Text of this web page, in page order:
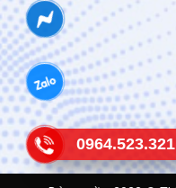
0964.523.321